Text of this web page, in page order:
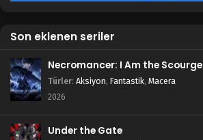
Son eklenen seriler
Necromancer: I Am the Scourge
Türler: Aksiyon, Fantastik, Macera
2026
Under the Gate